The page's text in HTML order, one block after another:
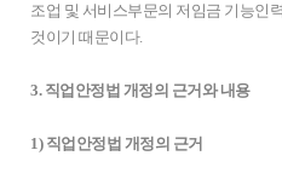
조업 및 서비스부문의 저임금 기능인
것이기 때문이다.
3. 직업안정법 개정의 근거와 내용
1) 직업안정법 개정의 근거